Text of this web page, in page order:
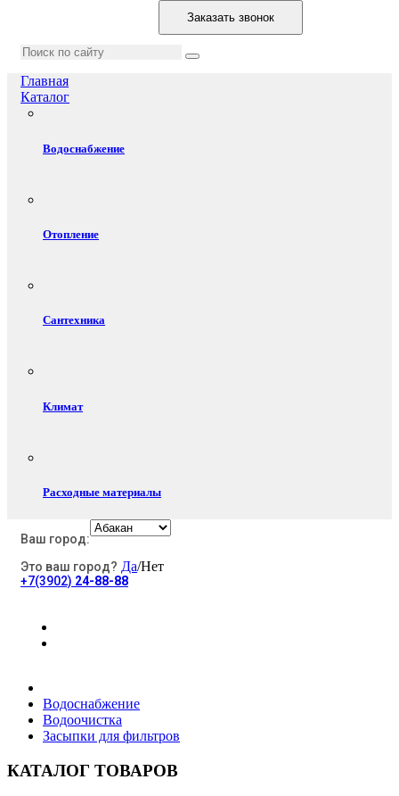
Заказать звонок
Главная
Каталог
Водоснабжение
Отопление
Сантехника
Климат
Расходные материалы
Электротовары
Ваш город:
Это ваш город? Да/Нет
+7(3902) 24-88-88
Водоснабжение
Водоочистка
Засыпки для фильтров
КАТАЛОГ ТОВАРОВ